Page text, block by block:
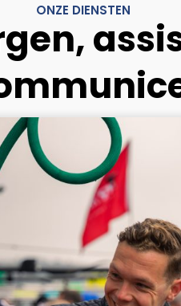
ONZE DIENSTEN